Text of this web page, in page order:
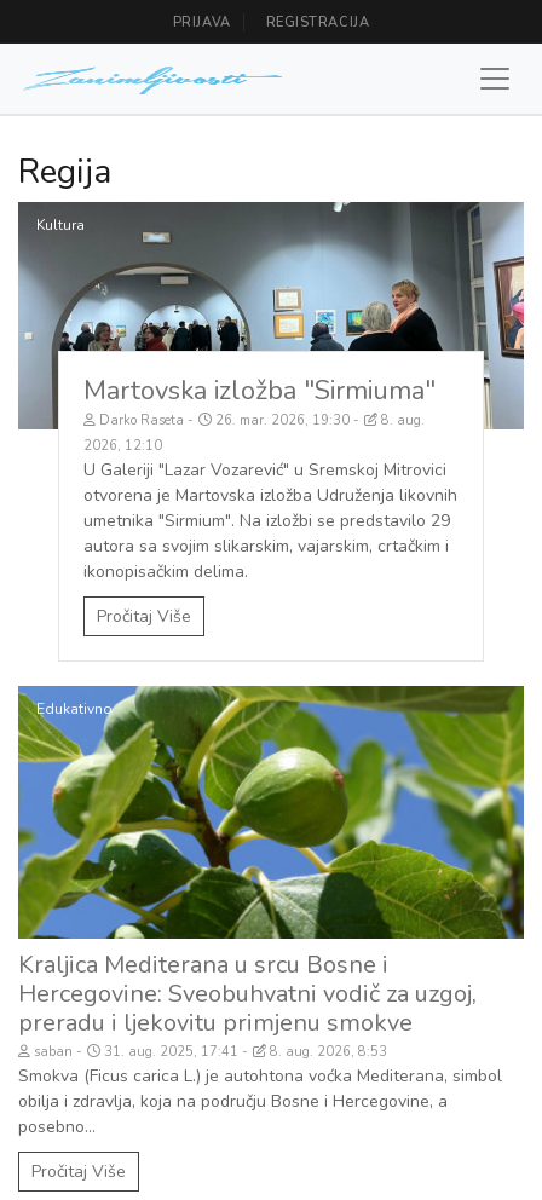
PRIJAVA REGISTRACIJA
Regija
Kultura
Martovska izložba "Sirmiuma"
Darko Raseta 26. mar. 2026, 19:30
8. aug.
2026, 12:10
U Galeriji "Lazar Vozarević" u Sremskoj Mitrovici
otvorena je Martovska izložba Udruženja likovnih
umetnika "Sirmium". Na izložbi se predstavilo 29
autora sa svojim slikarskim, vajarskim, crtačkim i
ikonopisačkim delima.
Pročitaj Više
Edukativno
Kraljica Mediterana u srcu Bosne i
Hercegovine: Sveobuhvatni vodič za uzgoj,
preradu i ljekovitu primjenu smokve
saban 31. aug. 2025, 17:41 8. aug. 2026, 8:53
Smokva (Ficus carica L.) je autohtona voćka Mediterana, simbol
obilja i zdravlja, koja na području Bosne i Hercegovine, a
posebno...
Pročitaj Više